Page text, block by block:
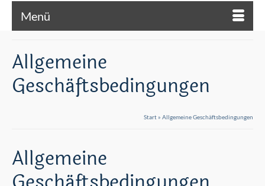
Menü
Allgemeine
Geschäftsbedingungen
Start » Allgemeine Geschäftsbedingungen
Allgemeine